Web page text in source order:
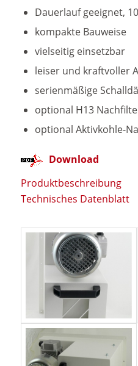
Dauerlauf geeignet,
kompakte Bauweise
vielseitig einsetzbar
leiser und kraftvoller
serienmäßige
optional H13
optional Aktivkohle-
Download
Produktbeschreibung
Technisches Datenblatt